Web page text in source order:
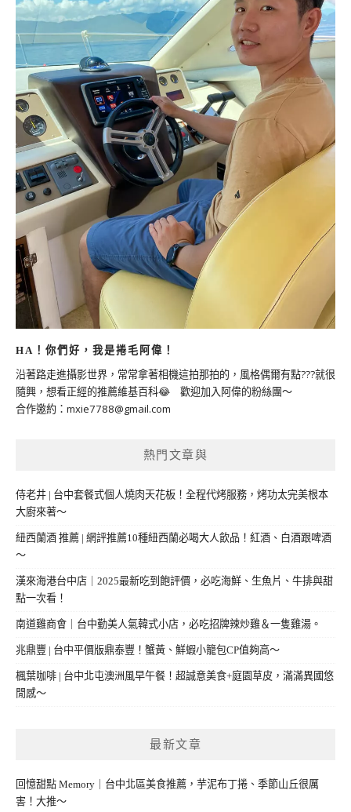
HA！你們好，我是捲毛阿偉！
沿著路走進攝影世界，常常拿著相機這拍那拍的，風格偶爾有點???就很
隨興，想看正經的推薦維基百科😂 歡迎加入阿偉的粉絲團～
合作邀約： mxie7788@gmail.com
熱門文章與
侍老井 | 台中套餐式個人燒肉天花板！全程代烤服務，烤功太完美根本
大廚來著～
紐西蘭酒 推薦 | 網評推薦10種紐西蘭必喝大人飲品！紅酒、白酒跟啤酒
～
漢來海港台中店｜2025最新吃到飽評價，必吃海鮮、生魚片、牛排與甜
點一次看！
南道雞商會｜台中勤美人氣韓式小店，必吃招牌辣炒雞＆一隻雞湯。
兆鼎豐 | 台中平價版鼎泰豐！蟹黃、鮮蝦小籠包CP值夠高～
楓葉咖啡 | 台中北屯澳洲風早午餐！超誠意美食+庭園草皮，滿滿異國悠
閒感～
最新文章
回憶甜點 Memory｜台中北區美食推薦，芋泥布丁捲、季節山丘很厲
害！大推～